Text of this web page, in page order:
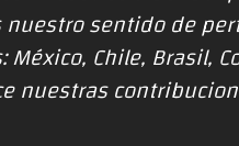
sentido de
Chile, Brasil,
nuestras